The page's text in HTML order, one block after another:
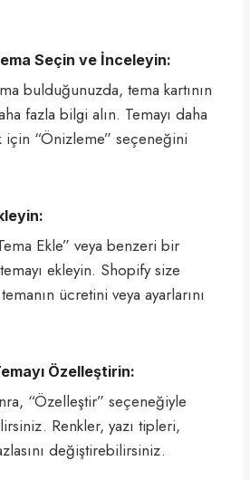
Seçin ve İnceleyin:
bulduğunuzda, tema kartının
fazla bilgi alın. Temayı daha
için “Önizleme” seçeneğini
Ekle” veya benzeri bir
ekleyin. Shopify size
ücretini veya ayarlarını
Özelleştirin:
“Özelleştir” seçeneğiyle
Renkler, yazı tipleri,
değiştirebilirsiniz.